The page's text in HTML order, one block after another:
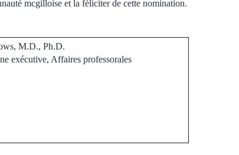
mcgilloise et la féliciter de cette nomination.
M.D., Ph.D.
exécutive, Affaires professorales